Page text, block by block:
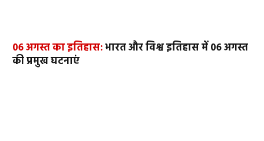
06 अगस्त का इतिहास:भारत और विश्व इतिहास में 06 अगस्त
की प्रमुख घटनाएं